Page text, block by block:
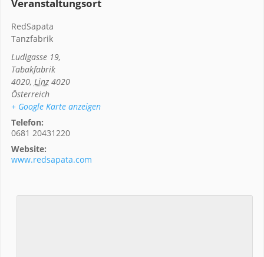
Veranstaltungsort
RedSapata
Tanzfabrik
Ludlgasse 19,
Tabakfabrik
4020, Linz 4020
Österreich
+ Google Karte anzeigen
Telefon:
0681 20431220
Website:
www.redsapata.com